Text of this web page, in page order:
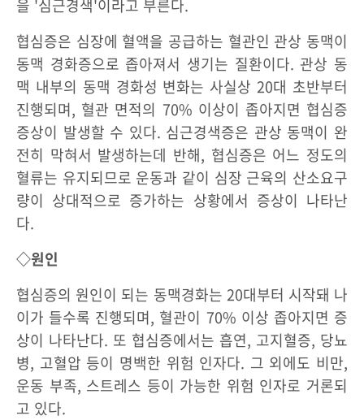
을 '심근경색'이라고 부른다.
협심증은 심장에 혈액을 공급하는 혈관인 관상 동맥이
동맥 경화증으로 좁아져서 생기는 질환이다. 관상 동
맥 내부의 동맥 경화성 변화는 사실상 20대 초반부터
진행되며, 혈관 면적의 70% 이상이 좁아지면 협심증
증상이 발생할 수 있다. 심근경색증은 관상 동맥이 완
전히 막혀서 발생하는데 반해, 협심증은 어느 정도의
혈류는 유지되므로 운동과 같이 심장 근육의 산소요구
량이 상대적으로 증가하는 상황에서 증상이 나타난
다.
◇원인
협심증의 원인이 되는 동맥경화는 20대부터 시작돼 나
이가 들수록 진행되며, 혈관이 70% 이상 좁아지면 증
상이 나타난다. 또 협심증에서는 흡연, 고지혈증, 당뇨
병, 고혈압 등이 명백한 위험 인자다. 그 외에도 비만,
운동 부족, 스트레스 등이 가능한 위험 인자로 거론되
고 있다.